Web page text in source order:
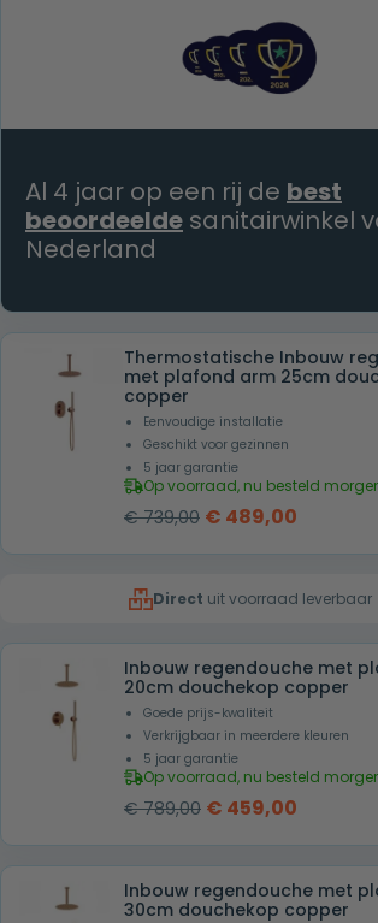
€ 759,00.
Al 4 jaar op een rij de best
beoordeelde sanitairwinkel
Nederland
Thermostatische Inbouw
met plafond arm 25cm
copper
Eenvoudige installatie
Geschikt voor gezinnen
5 jaar garantie
Op voorraad, nu besteld
€739,00 Oorspronkelijke
€ 739,00.
€ 489,00
€ 489,00.
Direct uit voorraad leverbaar
Inbouw regendouche met
20cm douchekop copper
Goede prijs-kwaliteit
Verkrijgbaar in meerdere kleuren
5 jaar garantie
Op voorraad, nu besteld
€789,00 Oorspronkelijke
was:
€ 789,00.
€ 459,00
is:
€
Inbouw regendouche met
30cm douchekop copper